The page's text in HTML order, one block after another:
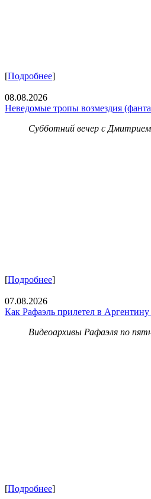
[Подробнее]
08.08.2026
Неведомые тропы возмездия
Субботний вечер с
[Подробнее]
07.08.2026
Как Рафаэль прилетел в Аргентину
Видеоархивы Рафаэля по
[Подробнее]